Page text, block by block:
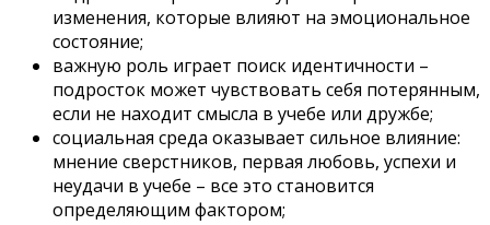
изменения, которые влияют на эмоциональное
состояние;
важную роль играет поиск идентичности –
подросток может чувствовать себя потерянным,
если не находит смысла в учебе или дружбе;
социальная среда оказывает сильное влияние:
мнение сверстников, первая любовь, успехи и
неудачи в учебе – все это становится
определяющим фактором;